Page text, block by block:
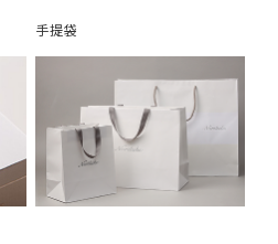
手提袋